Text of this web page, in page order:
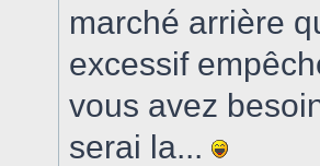
marché arrière
excessif
vous avez
serai la...